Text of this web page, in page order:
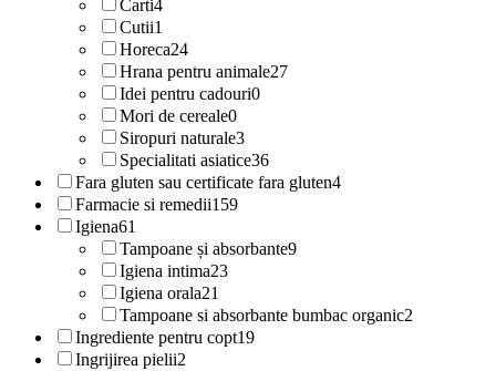
Carti4
Cutii1
Horeca24
Hrana pentru animale27
Idei pentru cadouri0
Mori de cereale0
Siropuri naturale3
Specialitati asiatice36
Fara gluten sau certificate fara gluten4
Farmacie si remedii159
Igiena61
Tampoane și absorbante9
Igiena intima23
Igiena orala21
Tampoane si absorbante bumbac organic2
Ingrediente pentru copt19
Ingrijirea pielii2